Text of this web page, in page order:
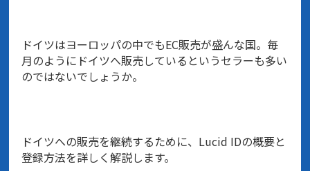
ドイツはヨーロッパの中でもEC販売が盛んな国。毎
月のようにドイツへ販売しているというセラーも多い
のではないでしょうか。
ドイツへの販売を継続するために、Lucid IDの概要と
登録方法を詳しく解説します。